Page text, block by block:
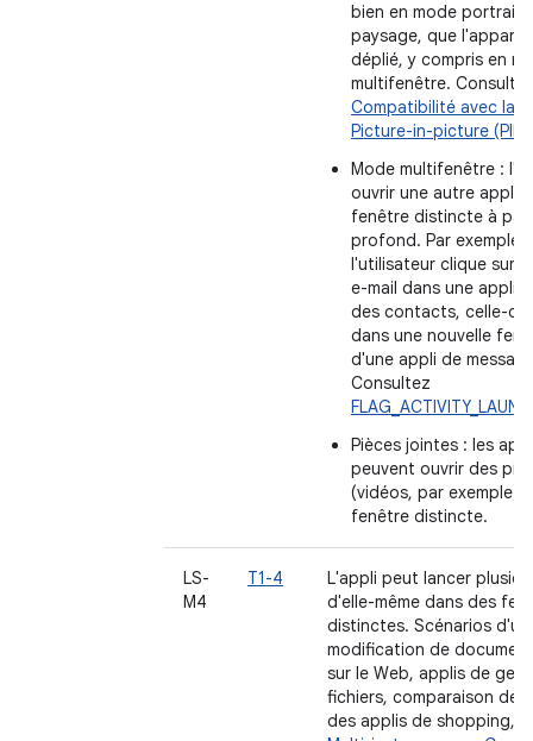
bien en mode portrait
paysage, que
déplié, y compris en
multifenêtre.
Compatibilité avec la
Picture-in-picture (PIP)
Mode multifenêtre :
ouvrir une autre appli
fenêtre distincte à
profond. Par exemple,
l'utilisateur clique sur
e-mail dans une appli
des contacts, celle-ci
dans une nouvelle
d'une appli de
Consultez
Pièces jointes : les
peuvent ouvrir des
(vidéos, par exemple)
fenêtre distincte.
LS-
M4
T1-4
L'appli peut lancer
d'elle-même dans des
distinctes. Scénarios
modification de
sur le Web, applis de
fichiers, comparaison de
des applis de shopping,